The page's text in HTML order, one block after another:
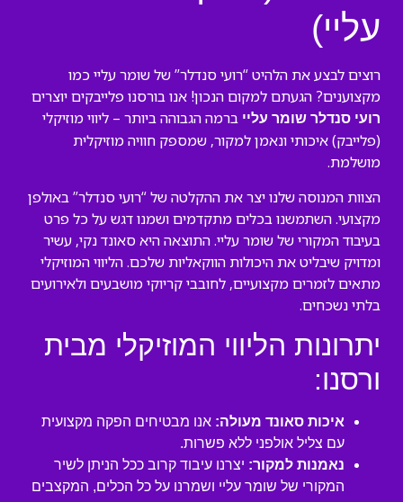
עליי)
רוצים לבצע את הלהיט “רועי סנדלר” של שומר עליי כמו
מקצוענים? הגעתם למקום הנכון! אנו בורסנו פלייבקים יוצרים
רועי סנדלר שומר עליי ברמה הגבוהה ביותר – ליווי מוזיקלי
(פלייבק) איכותי ונאמן למקור, שמספק חוויה מוזיקלית
מושלמת.
הצוות המנוסה שלנו יצר את ההקלטה של “רועי סנדלר” באולפן
מקצועי. השתמשנו בכלים מתקדמים ושמנו דגש על כל פרט
בעיבוד המקורי של שומר עליי. התוצאה היא סאונד נקי, עשיר
ומדויק שיבליט את היכולות הווקאליות שלכם. הליווי המוזיקלי
מתאים לזמרים מקצועיים, לחובבי קריוקי מושבעים ולאירועים
בלתי נשכחים.
יתרונות הליווי המוזיקלי מבית
ורסנו:
איכות סאונד מעולה: אנו מבטיחים הפקה מקצועית
עם צליל אולפני ללא פשרות.
נאמנות למקור: יצרנו עיבוד קרוב ככל הניתן לשיר
המקורי של שומר עליי ושמרנו על כל הכלים, המקצבים